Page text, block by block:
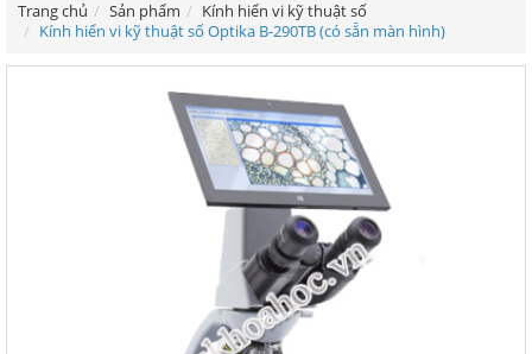
Trang chủ Sản phẩm
Kính hiển vi kỹ thuật số
Kính hiển vi kỹ thuật số Optika B-290TB (có sẵn màn hình)